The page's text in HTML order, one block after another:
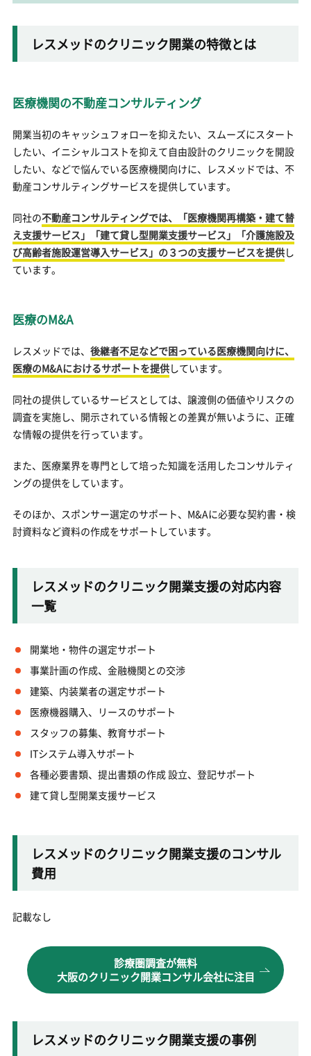
レスメッドのクリニック開業の特徴とは
医療機関の不動産コンサルティング
開業当初のキャッシュフォローを抑えたい、スムーズにスタート
したい、イニシャルコストを抑えて自由設計のクリニックを開設
したい、などで悩んでいる医療機関向けに、レスメッドでは、不
動産コンサルティングサービスを提供しています。
同社の不動産コンサルティングでは、「医療機関再構築・建て替
え支援サービス」「建て貸し型開業支援サービス」「介護施設及
び高齢者施設運営導入サービス」の３つの支援サービスを提供し
ています。
医療のM&A
レスメッドでは、 後継者不足などで困っている医療機関向けに、
医療のM&Aにおけるサポートを提供しています。
同社の提供しているサービスとしては、譲渡側の価値やリスクの
調査を実施し、開示されている情報との差異が無いように、正確
な情報の提供を行っています。
また、医療業界を専門として培った知識を活用したコンサルティ
ングの提供をしています。
そのほか、スポンサー選定のサポート、M&Aに必要な契約書・検
討資料など資料の作成をサポートしています。
レスメッドのクリニック開業支援の対応内容
一覧
開業地・物件の選定サポート
事業計画の作成、金融機関との交渉
建築、内装業者の選定サポート
医療機器購入、リースのサポート
スタッフの募集、教育サポート
ITシステム導入サポート
各種必要書類、提出書類の作成 設立、登記サポート
建て貸し型開業支援サービス
レスメッドのクリニック開業支援のコンサル
費用
記載なし
診療圏調査が無料
大阪のクリニック開業コンサル会社に注目
レスメッドのクリニック開業支援の事例